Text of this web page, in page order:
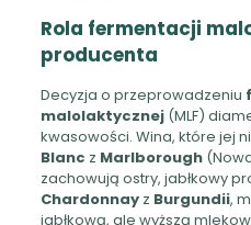
Rola fermentacji
producenta
Decyzja o przeprowadzeniu
malolaktycznej(MLF)
kwasowości. Wina, które jej
Blanc z Marlborough
zachowują ostry, jabłkowy
Chardonnayz Burgundii,
jabłkową, ale wyższą